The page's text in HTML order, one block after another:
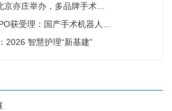
，多品牌手术机器人首次集中现场实操
产手术机器人"四小龙"冲刺资本市场的背后
2026 智慧护理“新基建”